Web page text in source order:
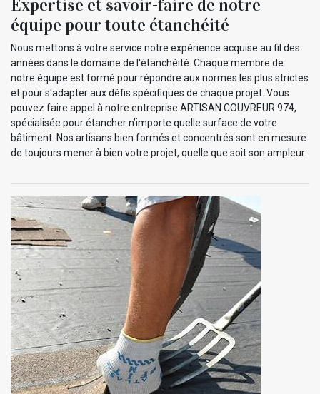
Expertise et savoir-faire de notre
équipe pour toute étanchéité
Nous mettons à votre service notre expérience acquise au fil des
années dans le domaine de l'étanchéité. Chaque membre de
notre équipe est formé pour répondre aux normes les plus strictes
et pour s'adapter aux défis spécifiques de chaque projet. Vous
pouvez faire appel à notre entreprise ARTISAN COUVREUR 974,
spécialisée pour étancher n’importe quelle surface de votre
bâtiment. Nos artisans bien formés et concentrés sont en mesure
de toujours mener à bien votre projet, quelle que soit son ampleur.